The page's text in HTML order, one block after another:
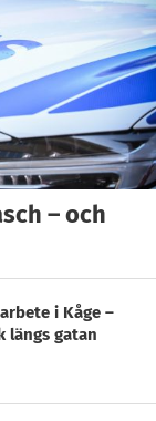
– och
i Kåge –
längs gatan